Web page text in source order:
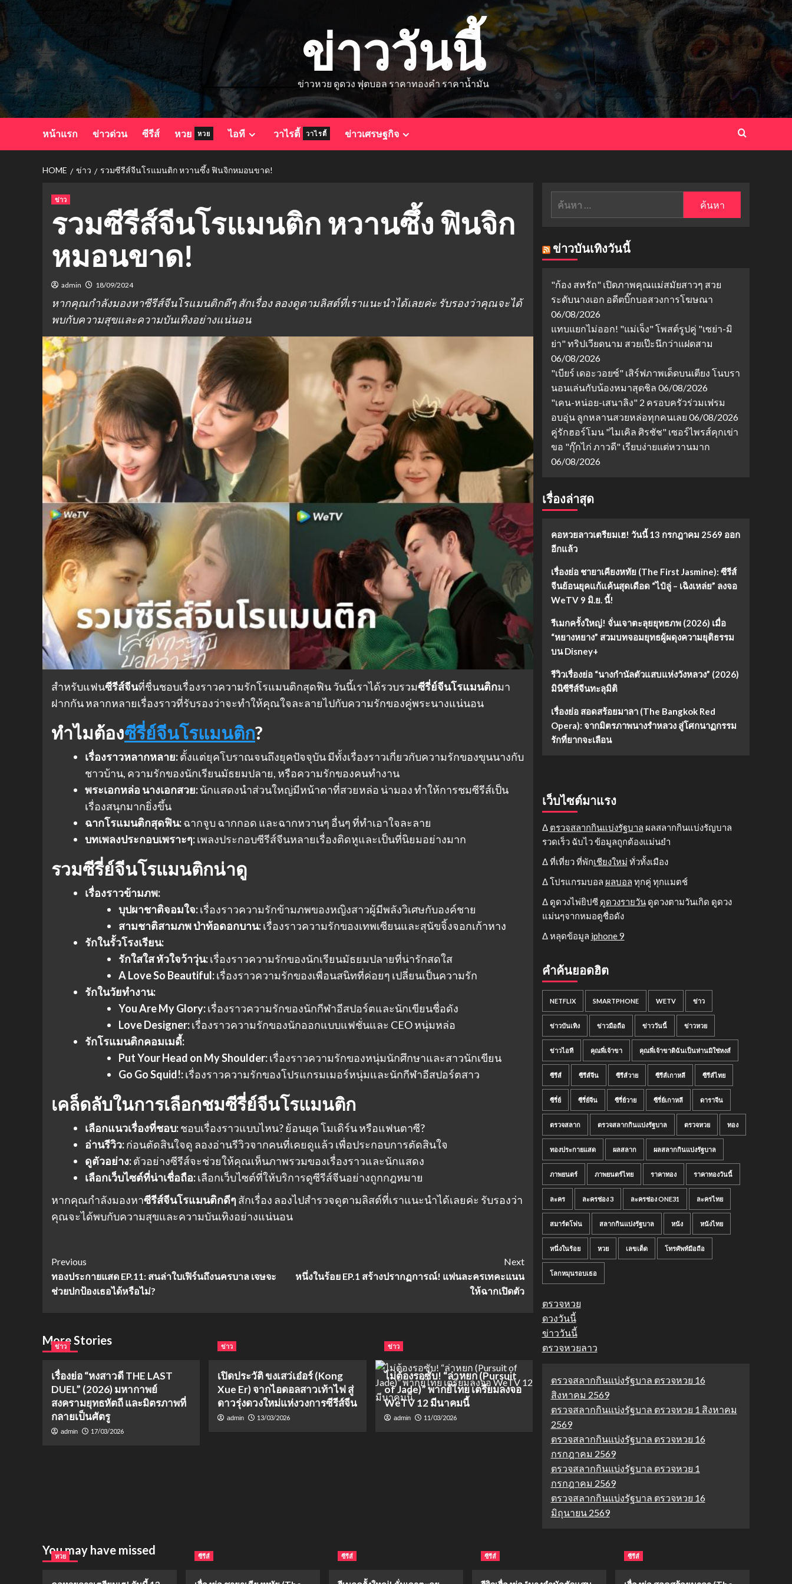
to
content
ข่าววันนี้
ข่าวหวย ดูดวง ฟุตบอล ราคาทองคำ ราคาน้ำมัน
หน้าแรก ข่าวด่วน ซีรีส์ หวย หวย ไอที วาไรตี้ วาไรตี้ ข่าวเศรษฐกิจ
HOME ข่าว รวมซีรีส์จีนโรแมนติก หวานซึ้ง ฟินจิกหมอนขาด!
ข่าว
รวมซีรีส์จีนโรแมนติก หวานซึ้ง ฟินจิก
หมอนขาด!
admin 18/09/2024
หากคุณกำลังมองหาซีรีส์จีนโรแมนติกดีๆ สักเรื่อง ลองดูตามลิสต์ที่เราแนะนำได้เลยค่ะ รับรองว่าคุณจะได้
พบกับความสุขและความบันเทิงอย่างแน่นอน
สำหรับแฟนซีรีส์จีนที่ชื่นชอบเรื่องราวความรักโรแมนติกสุดฟิน วันนี้เราได้รวบรวมซีรี่ย์จีนโรแมนติกมา
ฝากกัน หลากหลายเรื่องราวที่รับรองว่าจะทำให้คุณใจละลายไปกับความรักของคู่พระนางแน่นอน
ทำไมต้องซีรี่ย์จีนโรแมนติก?
เรื่องราวหลากหลาย:ตั้งแต่ยุคโบราณจนถึงยุคปัจจุบัน มีทั้งเรื่องราวเกี่ยวกับความรักของขุนนางกับ
ชาวบ้าน, ความรักของนักเรียนมัธยมปลาย, หรือความรักของคนทำงาน
พระเอกหล่อ นางเอกสวย:นักแสดงนำส่วนใหญ่มีหน้าตาที่สวยหล่อ น่ามอง ทำให้การชมซีรีส์เป็น
เรื่องสนุกมากยิ่งขึ้น
ฉากโรแมนติกสุดฟิน:ฉากจูบ ฉากกอด และฉากหวานๆ อื่นๆ ที่ทำเอาใจละลาย
บทเพลงประกอบเพราะๆ:เพลงประกอบซีรีส์จีนหลายเรื่องติดหูและเป็นที่นิยมอย่างมาก
รวมซีรี่ย์จีนโรแมนติกน่าดู
เรื่องราวข้ามภพ:
บุปผาชาติจอมใจ:เรื่องราวความรักข้ามภพของหญิงสาวผู้มีพลังวิเศษกับองค์ชาย
สามชาติสามภพ ป่าท้อดอกบาน:เรื่องราวความรักของเทพเซียนและสุนัขจิ้งจอกเก้าหาง
รักในรั้วโรงเรียน:
รักใสใส หัวใจว้าวุ่น:เรื่องราวความรักของนักเรียนมัธยมปลายที่น่ารักสดใส
A Love So Beautiful:เรื่องราวความรักของเพื่อนสนิทที่ค่อยๆ เปลี่ยนเป็นความรัก
รักในวัยทำงาน:
You Are My Glory:เรื่องราวความรักของนักกีฬาอีสปอร์ตและนักเขียนชื่อดัง
Love Designer:เรื่องราวความรักของนักออกแบบแฟชั่นและ CEO หนุ่มหล่อ
รักโรแมนติกคอมเมดี้:
Put Your Head on My Shoulder:เรื่องราวความรักของหนุ่มนักศึกษาและสาวนักเขียน
Go Go Squid!:เรื่องราวความรักของโปรแกรมเมอร์หนุ่มและนักกีฬาอีสปอร์ตสาว
เคล็ดลับในการเลือกชมซีรี่ย์จีนโรแมนติก
เลือกแนวเรื่องที่ชอบ:ชอบเรื่องราวแบบไหน? ย้อนยุค โมเดิร์น หรือแฟนตาซี?
อ่านรีวิว:ก่อนตัดสินใจดู ลองอ่านรีวิวจากคนที่เคยดูแล้ว เพื่อประกอบการตัดสินใจ
ดูตัวอย่าง:ตัวอย่างซีรีส์จะช่วยให้คุณเห็นภาพรวมของเรื่องราวและนักแสดง
เลือกเว็บไซต์ที่น่าเชื่อถือ:เลือกเว็บไซต์ที่ให้บริการดูซีรีส์จีนอย่างถูกกฎหมาย
หากคุณกำลังมองหาซีรีส์จีนโรแมนติกดีๆ สักเรื่อง ลองไปสำรวจดูตามลิสต์ที่เราแนะนำได้เลยค่ะ รับรองว่า
คุณจะได้พบกับความสุขและความบันเทิงอย่างแน่นอน
Post
Navigation
Previous
ทองประกายแสด EP.11: สนล่าใบเฟิร์นถึงนครบาล เจษจะ
ช่วยปกป้องเธอได้หรือไม่?
Next
หนึ่งในร้อย EP.1 สร้างปรากฏการณ์! แฟนละครเทคะแนน
ให้ฉากเปิดตัว
More Stories
ข่าว
เรื่องย่อ “หงสาวดี THE LAST
DUEL” (2026) มหากาพย์
สงครามยุทธหัตถี และมิตรภาพที่
กลายเป็นศัตรู
admin 17/03/2026
ข่าว
เปิดประวัติ ขงเสว่เอ๋อร์ (Kong
Xue Er) จากไอดอลสาวเท้าไฟ สู่
ดาวรุ่งดวงใหม่แห่งวงการซีรีส์จีน
admin 13/03/2026
ข่าว
ไม่ต้องรอซับ! “ล่าหยก (Pursuit
of Jade)” พากย์ไทย เตรียมลงจอ
WeTV 12 มีนาคมนี้
admin 11/03/2026
ค้นหา
ข่าวบันเทิงวันนี้
"ก้อง สหรัถ" เปิดภาพคุณแม่สมัยสาวๆ สวย
ระดับนางเอก อดีตบิ๊กบอสวงการโฆษณา
06/08/2026
แทบแยกไม่ออก! "แม่เจ็ง" โพสต์รูปคู่ "เซย่า-มิ
ย่า" ทริปเวียดนาม สวยเป๊ะนึกว่าแฝดสาม
06/08/2026
"เบียร์ เดอะวอยซ์" เสิร์ฟภาพเด็ดบนเตียง โนบรา
นอนเล่นกับน้องหมาสุดชิล 06/08/2026
"เคน-หน่อย-เสนาลิง" 2 ครอบครัวร่วมเฟรม
อบอุ่น ลูกหลานสวยหล่อทุกคนเลย 06/08/2026
คู่รักฮอร์โมน "ไมเคิล ศิรชัช" เซอร์ไพรส์คุกเข่า
ขอ "กุ๊กไก่ ภาวดี" เรียบง่ายแต่หวานมาก
06/08/2026
เรื่องล่าสุด
คอหวยลาวเตรียมเฮ! วันนี้ 13 กรกฎาคม 2569 ออก
อีกแล้ว
เรื่องย่อ ชายาเคียงหทัย (The First Jasmine): ซีรีส์
จีนย้อนยุคแก้แค้นสุดเดือด “ไป๋ลู่ – เฉิงเหล่ย” ลงจอ
WeTV 9 มิ.ย. นี้!
รีเมกครั้งใหญ่! จั่นเจาตะลุยยุทธภพ (2026) เมื่อ
“หยางหยาง” สวมบทจอมยุทธผู้ผดุงความยุติธรรม
บน Disney+
รีวิวเรื่องย่อ “นางกำนัลตัวแสบแห่งวังหลวง” (2026)
มินิซีรีส์จีนทะลุมิติ
เรื่องย่อ สอดสร้อยมาลา (The Bangkok Red
Opera): จากมิตรภาพนางรำหลวง สู่โศกนาฏกรรม
รักที่ยากจะเลือน
เว็บไซต์มาแรง
Δ ตรวจสลากกินแบ่งรัฐบาล ผลสลากกินแบ่งรัญบาล
รวดเร็ว ฉับไว ข้อมูลถูกต้องแม่นยำ
Δ ที่เที่ยว ที่พักเชียงใหม่ ทั่วทั้งเมือง
Δ โปรแกรมบอล ผลบอล ทุกคู่ ทุกแมตช์
Δ ดูดวงไพ่ยิปซี ดูดวงรายวันดูดวงตามวันเกิด ดูดวง
แม่นๆจากหมอดูชื่อดัง
Δ หลุดข้อมูล iphone 9
คำค้นยอดฮิต
NETFLIX SMARTPHONE WETV ข่าว
ข่าวบันเทิง ข่าวมือถือ ข่าววันนี้ ข่าวหวย
ข่าวไอที คุณพี่เจ้าขา คุณพี่เจ้าขาดิฉันเป็นห่านมิใช่หงส์
ซีรีส์ ซีรีส์จีน ซีรีส์วาย ซีรีส์เกาหลี ซีรีส์ไทย
ซีรี่ย์ ซีรี่ย์จีน ซีรี่ย์วาย ซีรี่ย์เกาหลี ดาราจีน
ตรวจสลาก ตรวจสลากกินแบ่งรัฐบาล ตรวจหวย ทอง
ทองประกายแสด ผลสลาก ผลสลากกินแบ่งรัฐบาล
ภาพยนตร์ ภาพยนตร์ไทย ราคาทอง ราคาทองวันนี้
ละคร ละครช่อง 3 ละครช่อง ONE31 ละครไทย
สมาร์ตโฟน สลากกินแบ่งรัฐบาล หนัง หนังไทย
หนึ่งในร้อย หวย เลขเด็ด โทรศัพท์มือถือ
โลกหมุนรอบเธอ
ตรวจหวย
ดวงวันนี้
ข่าววันนี้
ตรวจหวยลาว
ตรวจสลากกินแบ่งรัฐบาล ตรวจหวย 16
สิงหาคม 2569
ตรวจสลากกินแบ่งรัฐบาล ตรวจหวย 1 สิงหาคม
2569
ตรวจสลากกินแบ่งรัฐบาล ตรวจหวย 16
กรกฎาคม 2569
ตรวจสลากกินแบ่งรัฐบาล ตรวจหวย 1
กรกฎาคม 2569
ตรวจสลากกินแบ่งรัฐบาล ตรวจหวย 16
มิถุนายน 2569
You may have missed
หวย ซีรีส์ ซีรีส์ ซีรีส์ ซีรีส์